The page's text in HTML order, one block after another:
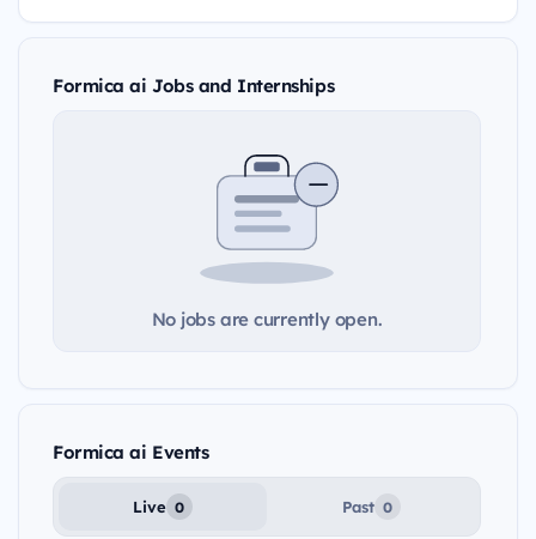
Formica ai Jobs and Internships
No jobs are currently open.
Formica ai Events
Live 0 Past 0